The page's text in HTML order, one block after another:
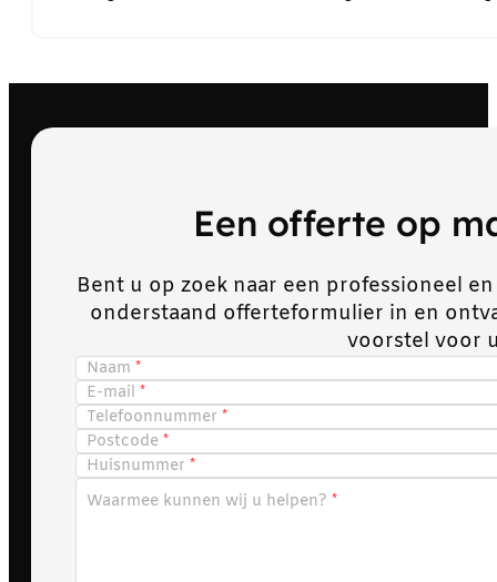
Een offerte op
Bent u op zoek naar een professioneel
onderstaand offerteformulier in en
voorstel voor
Naam
E-mail
Telefoonnummer
Postcode
Huisnummer
Waarmee kunnen wij u helpen?